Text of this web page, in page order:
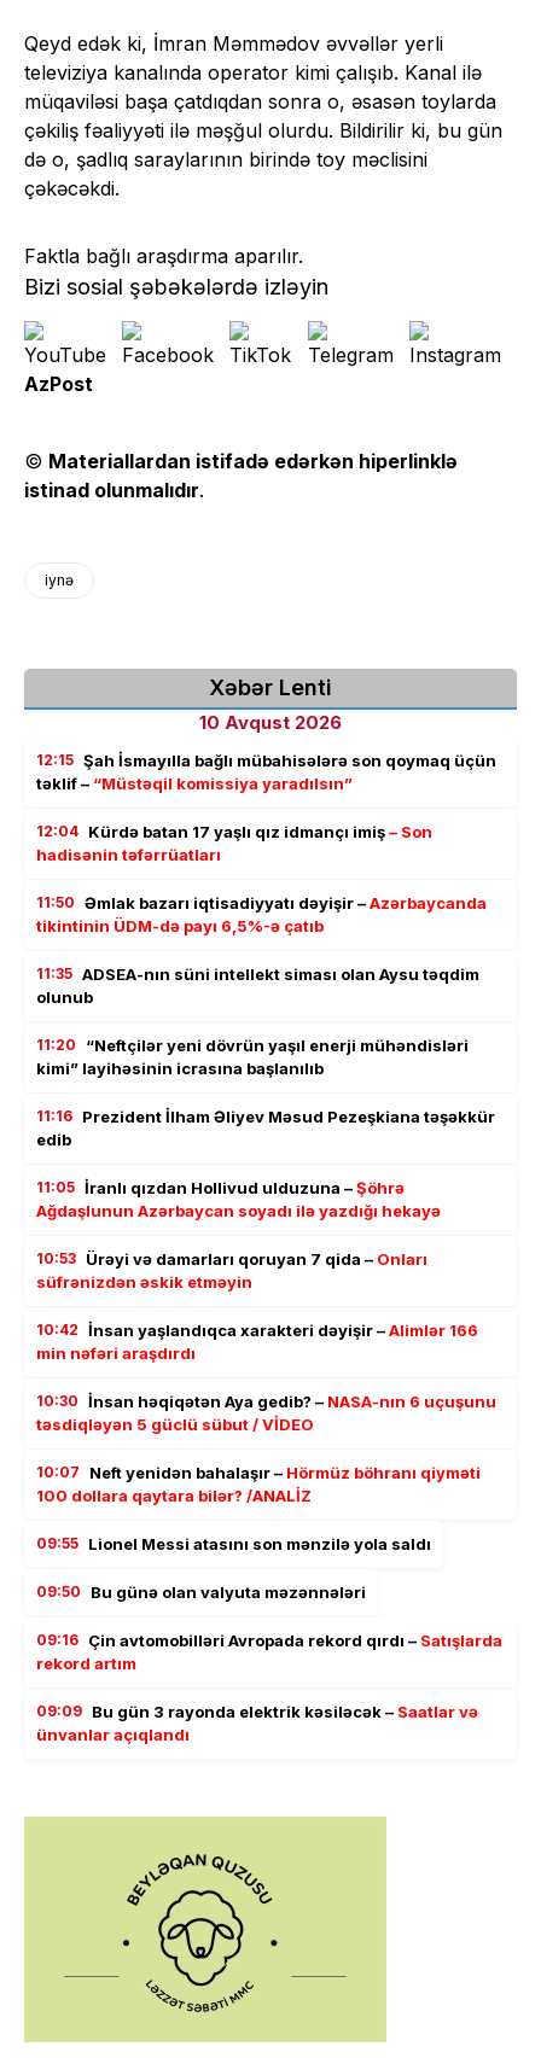
Qeyd edək ki, İmran Məmmədov əvvəllər yerli
televiziya kanalında operator kimi çalışıb. Kanal ilə
müqaviləsi başa çatdıqdan sonra o, əsasən toylarda
çəkiliş fəaliyyəti ilə məşğul olurdu. Bildirilir ki, bu gün
də o, şadlıq saraylarının birində toy məclisini
çəkəcəkdi.
Faktla bağlı araşdırma aparılır.
Bizi sosial şəbəkələrdə izləyin
AzPost
© Materiallardan istifadə edərkən hiperlinklə
istinad olunmalıdır.
iynə
Xəbər Lenti
10 Avqust 2026
12:15 Şah İsmayılla bağlı mübahisələrə son qoymaq üçün
təklif – “Müstəqil komissiya yaradılsın”
12:04 Kürdə batan 17 yaşlı qız idmançı imiş– Son
hadisənin təfərrüatları
11:50 Əmlak bazarı iqtisadiyyatı dəyişir –Azərbaycanda
tikintinin ÜDM-də payı 6,5%-ə çatıb
11:35 ADSEA-nın süni intellekt siması olan Aysu təqdim
olunub
11:20
“Neftçilər yeni dövrün yaşıl enerji mühəndisləri
kimi” layihəsinin icrasına başlanılıb
11:16 Prezident İlham Əliyev Məsud Pezeşkiana təşəkkür
edib
11:05 İranlı qızdan Hollivud ulduzuna –Şöhrə
Ağdaşlunun Azərbaycan soyadı ilə yazdığı hekayə
10:53 Ürəyi və damarları qoruyan 7 qida – Onları
süfrənizdən əskik etməyin
10:42 İnsan yaşlandıqca xarakteri dəyişir –Alimlər 166
min nəfəri araşdırdı
10:30 İnsan həqiqətən Aya gedib? – NASA-nın 6 uçuşunu
təsdiqləyən 5 güclü sübut / VİDEO
10:07 Neft yenidən bahalaşır – Hörmüz böhranı qiyməti
100 dollara qaytara bilər? /ANALİZ
09:55 Lionel Messi atasını son mənzilə yola saldı
09:50 Bu günə olan valyuta məzənnələri
09:16 Çin avtomobilləri Avropada rekord qırdı – Satışlarda
rekord artım
09:09 Bu gün 3 rayonda elektrik kəsiləcək – Saatlar və
ünvanlar açıqlandı